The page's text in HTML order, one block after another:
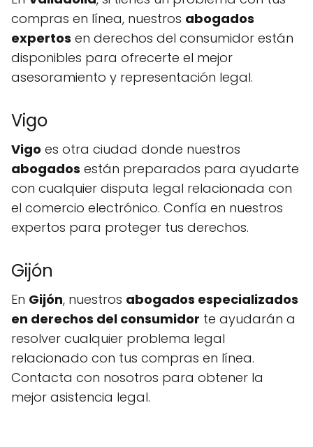
compras en línea, nuestros abogados
expertos en derechos del consumidor están
disponibles para ofrecerte el mejor
asesoramiento y representación legal.
Vigo
Vigo es otra ciudad donde nuestros
abogados están preparados para ayudarte
con cualquier disputa legal relacionada con
el comercio electrónico. Confía en nuestros
expertos para proteger tus derechos.
Gijón
En Gijón, nuestros abogados especializados
en derechos del consumidor te ayudarán a
resolver cualquier problema legal
relacionado con tus compras en línea.
Contacta con nosotros para obtener la
mejor asistencia legal.